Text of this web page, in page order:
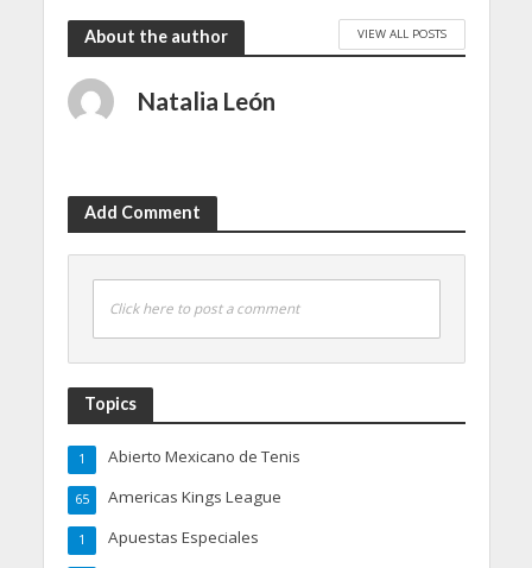
About the author VIEW ALL POSTS
Natalia León
Add Comment
Click here to post a comment
Topics
Abierto Mexicano de Tenis
1
Americas Kings League
65
Apuestas Especiales
1